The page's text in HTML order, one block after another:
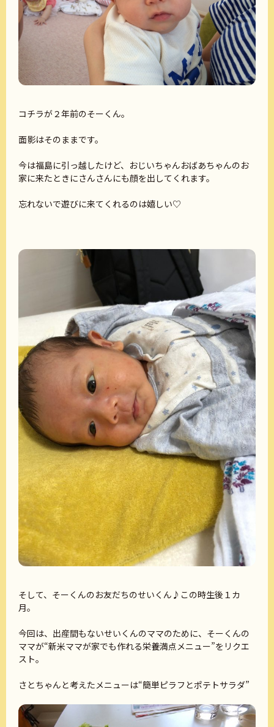
コチラが２年前のそーくん。
面影はそのままです。
今は福島に引っ越したけど、おじいちゃんおばあちゃんのお
家に来たときにさんさんにも顔を出してくれます。
忘れないで遊びに来てくれるのは嬉しい♡
そして、そーくんのお友だちのせいくん♪この時生後１カ
月。
今回は、出産間もないせいくんのママのために、そーくんの
ママが“新米ママが家でも作れる栄養満点メニュー”をリクエ
スト。
さとちゃんと考えたメニューは“簡単ピラフとポテトサラダ”